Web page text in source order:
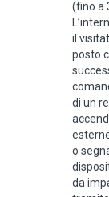
(fino a
il
posto
di un
o
da